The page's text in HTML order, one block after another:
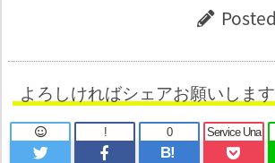
よろしければシェアお願いします
!
B!
0 Service Una